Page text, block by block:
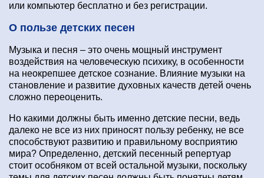
или компьютер бесплатно и без регистрации.
О пользе детских песен
Музыка и песня – это очень мощный инструмент
воздействия на человеческую психику, в особенности
на неокрепшее детское сознание. Влияние музыки на
становление и развитие духовных качеств детей очень
сложно переоценить.
Но какими должны быть именно детские песни, ведь
далеко не все из них приносят пользу ребенку, не все
способствуют развитию и правильному восприятию
мира? Определенно, детский песенный репертуар
стоит особняком от всей остальной музыки, поскольку